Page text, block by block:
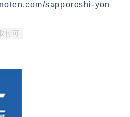
sapporoshi-yon
付可